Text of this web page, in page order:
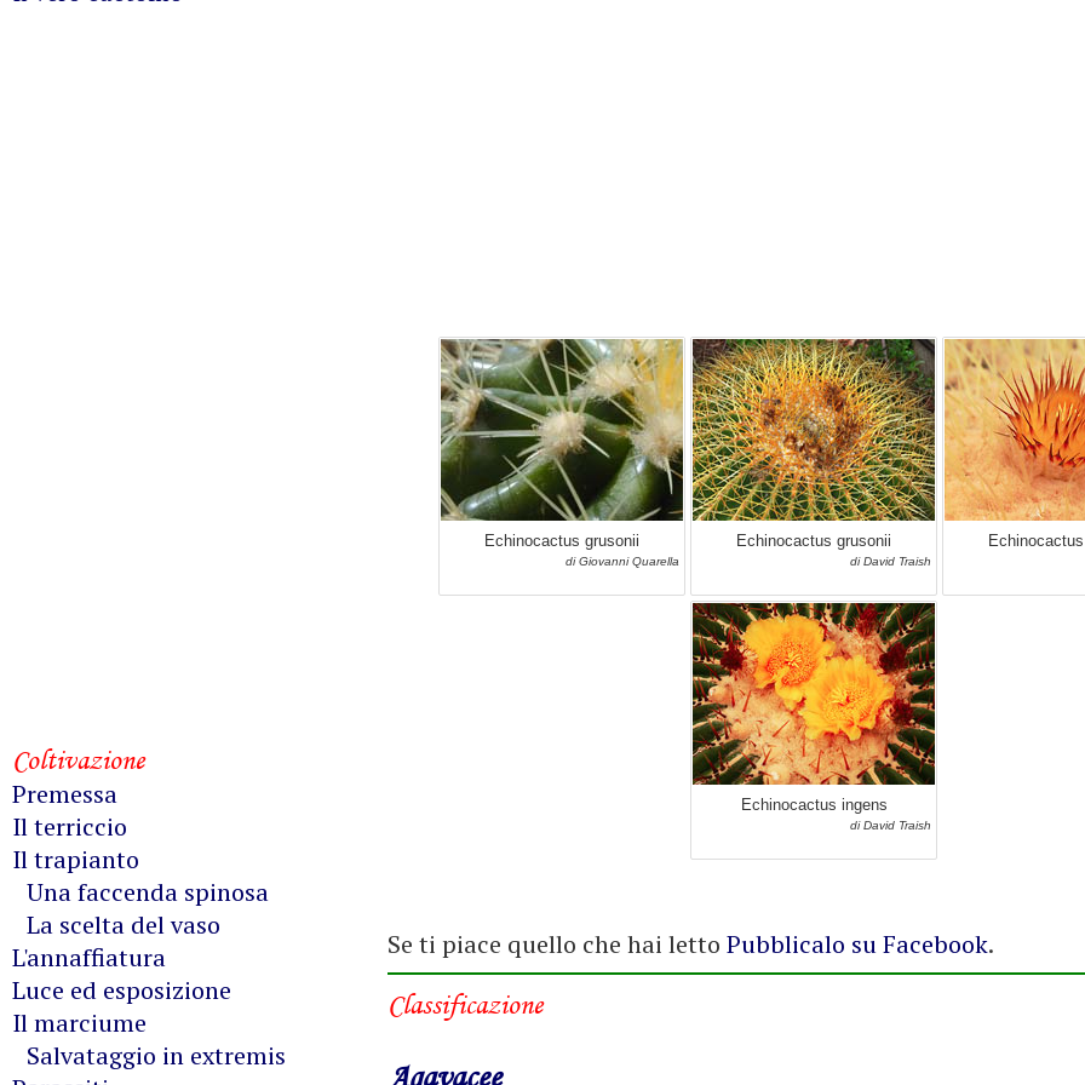
Echinocactus grusonii
di Giovanni Quarella
Echinocactus grusonii
di David Traish
Echinocactus ingens
di David Traish
Se ti piace quello che hai letto Pubblicalo su Facebook.
Classificazione
Coltivazione
Premessa
Il terriccio
Il trapianto
Una faccenda spinosa
La scelta del vaso
L'annaffiatura
Luce ed esposizione
Il marciume
Salvataggio in extremis